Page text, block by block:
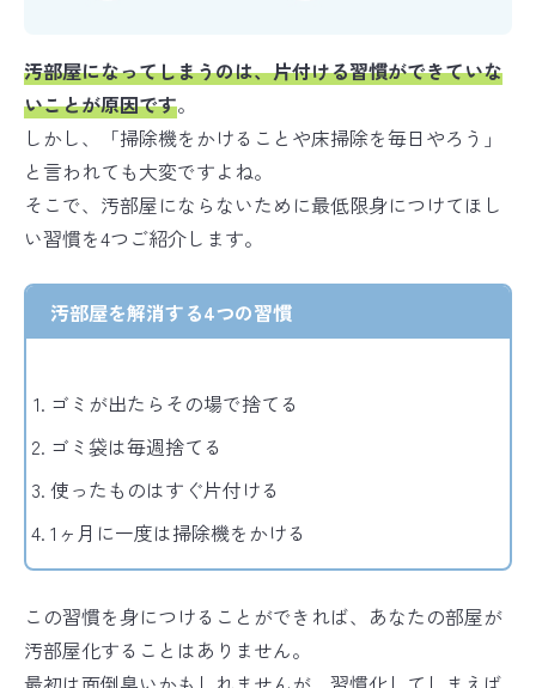
汚部屋になってしまうのは、片付ける習慣ができていな
いことが原因です。
しかし、「掃除機をかけることや床掃除を毎日やろう」
と言われても大変ですよね。
そこで、汚部屋にならないために最低限身につけてほし
い習慣を4つご紹介します。
汚部屋を解消する4つの習慣
ゴミが出たらその場で捨てる
ゴミ袋は毎週捨てる
使ったものはすぐ片付ける
1ヶ月に一度は掃除機をかける
この習慣を身につけることができれば、あなたの部屋が
汚部屋化することはありません。